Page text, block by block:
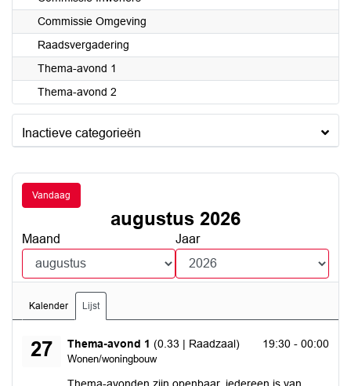
Commissie Omgeving
Raadsvergadering
Thema-avond 1
Thema-avond 2
Inactieve categorieën
Vandaag
augustus 2026
Maand Jaar
Kalender Lijst
27 Thema-avond 1 (0.33 | Raadzaal)
Wonen/woningbouw
donderdag 27 augustus 2026 19:30 - 00:00